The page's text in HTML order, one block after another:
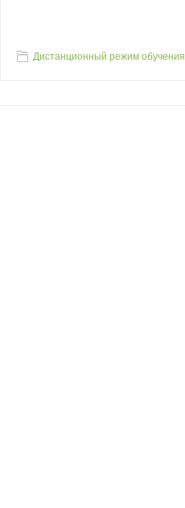
Дистанционный режим обучения